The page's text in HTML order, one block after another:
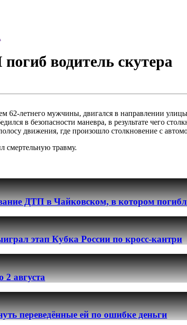
водитель скутера
62-летнего мужчины, двигался в направлении
в безопасности маневра, в результате чего
движения, где произошло столкновение с
смертельную травму.
ДТП в Чайковском, в котором
этап Кубка России по кросс-кантри
августа
переведённые ей по ошибке деньги